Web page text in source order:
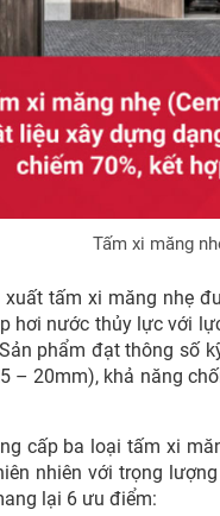
Tấm xi măng
xuất tấm xi măng nhẹ
hơi nước thủy lực với
phẩm đạt thông số
– 20mm), khả năng
cấp ba loại tấm xi
nhiên với trọng
lại 6 ưu điểm: